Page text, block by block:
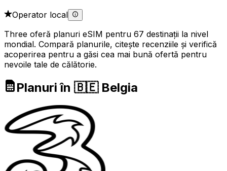
Operator local
Three oferă planuri eSIM pentru 67 destinații la nivel
mondial. Compară planurile, citește recenziile și verifică
acoperirea pentru a găsi cea mai bună ofertă pentru
nevoile tale de călătorie.
Planuri în 🇧🇪 Belgia